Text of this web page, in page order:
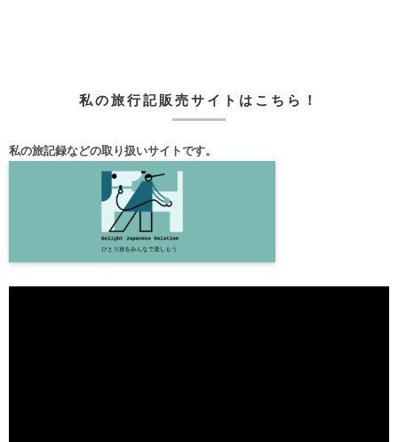
私の旅行記販売サイトはこちら！
私の旅記録などの取り扱いサイトです。